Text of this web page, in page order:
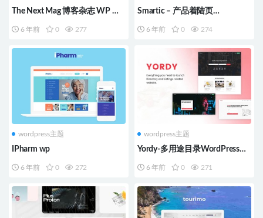
The Next Mag 博客杂志 WP 主
6 年前 0 277
Smartic – 产品着陆页
6 年前 0 274
wordpress主题
IPharm wp
6 年前 0 272
wordpress主题
Yordy-多用途目录WordPress主
6 年前 0 271